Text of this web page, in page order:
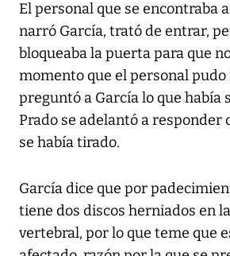
El personal que se encontraba
narró García, trató de entrar,
bloqueaba la puerta para que
momento que el personal pudo
preguntó a García lo que había
Prado se adelantó a responder
se había tirado.
García dice que por
tiene dos discos herniados en
vertebral, por lo que teme que